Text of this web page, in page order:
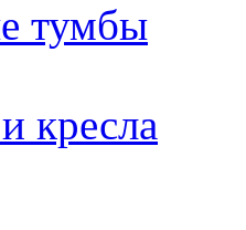
тумбы
кресла